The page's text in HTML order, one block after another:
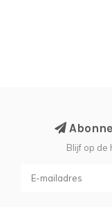
Blijf op de